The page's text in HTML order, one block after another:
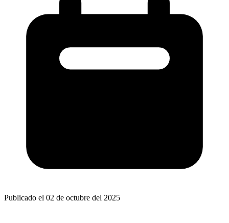
Publicado el 02 de octubre del 2025